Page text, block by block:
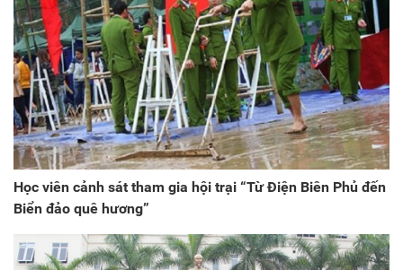
Học viên cảnh sát tham gia hội trại “Từ Điện Biên Phủ đến
Biển đảo quê hương”